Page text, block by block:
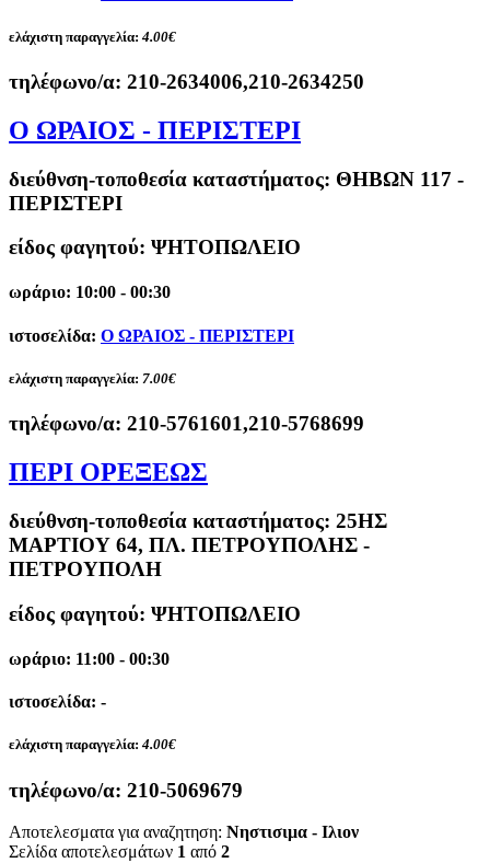
ελάχιστη παραγγελία: 4.00€
τηλέφωνο/α: 210-2634006,210-2634250
Ο ΩΡΑΙΟΣ - ΠΕΡΙΣΤΕΡΙ
διεύθνση-τοποθεσία καταστήματος: ΘΗΒΩΝ 117 -
ΠΕΡΙΣΤΕΡΙ
είδος φαγητού: ΨΗΤΟΠΩΛΕΙΟ
ωράριο: 10:00 - 00:30
ιστοσελίδα: Ο ΩΡΑΙΟΣ - ΠΕΡΙΣΤΕΡΙ
ελάχιστη παραγγελία: 7.00€
τηλέφωνο/α: 210-5761601,210-5768699
ΠΕΡΙ ΟΡΕΞΕΩΣ
διεύθνση-τοποθεσία καταστήματος: 25ΗΣ
ΜΑΡΤΙΟΥ 64, ΠΛ. ΠΕΤΡΟΥΠΟΛΗΣ -
ΠΕΤΡΟΥΠΟΛΗ
είδος φαγητού: ΨΗΤΟΠΩΛΕΙΟ
ωράριο: 11:00 - 00:30
ιστοσελίδα: -
ελάχιστη παραγγελία: 4.00€
τηλέφωνο/α: 210-5069679
Αποτελεσματα για αναζητηση: Νηστισιμα - Ιλιον
Σελίδα αποτελεσμάτων 1 από 2